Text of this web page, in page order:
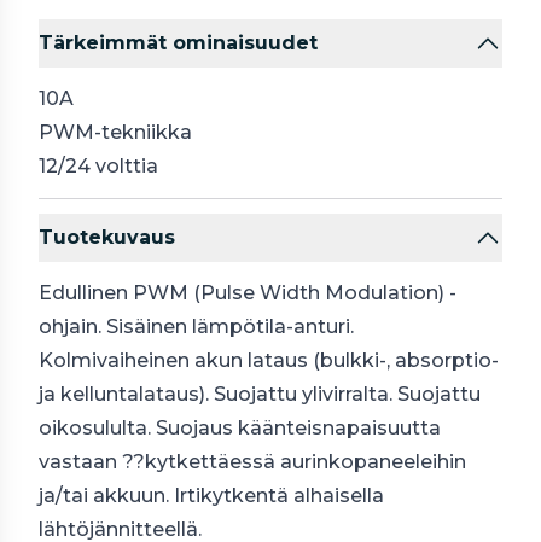
Tärkeimmät ominaisuudet
10A
PWM-tekniikka
12/24 volttia
Tuotekuvaus
Edullinen PWM (Pulse Width Modulation) -
ohjain. Sisäinen lämpötila-anturi.
Kolmivaiheinen akun lataus (bulkki-, absorptio-
ja kelluntalataus). Suojattu ylivirralta. Suojattu
oikosululta. Suojaus käänteisnapaisuutta
vastaan ??kytkettäessä aurinkopaneeleihin
ja/tai akkuun. Irtikytkentä alhaisella
lähtöjännitteellä.